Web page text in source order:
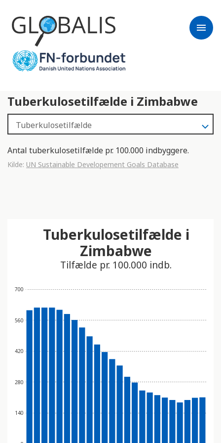
menu
Tuberkulosetilfælde i Zimbabwe
Antal tuberkulosetilfælde pr. 100.000 indbyggere.
Kilde: UN Sustainable Developement Goals Database
140
280
420
560
700
Tuberkulosetilfælde i
Zimbabwe
Tilfælde pr. 100.000 indb.